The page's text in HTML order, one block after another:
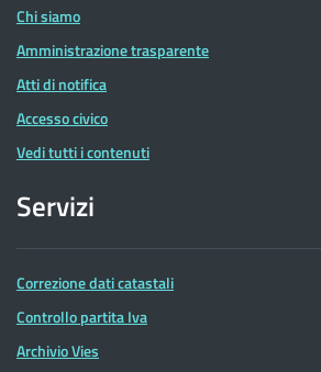
Chi siamo
Amministrazione trasparente
Atti di notifica
Accesso civico
Vedi tutti i contenuti
Servizi
Correzione dati catastali
Controllo partita Iva
Archivio Vies